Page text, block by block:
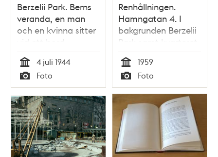
Berzelii Park. Berns
veranda, en man
och en kvinna sitter
vid ett bord
Tid
4 juli 1944
Typ
Foto
Renhållningen.
Hamngatan 4. I
bakgrunden Berzelii
Park samt kvarteret
Styrpinnen
Tid
1959
Typ
Foto